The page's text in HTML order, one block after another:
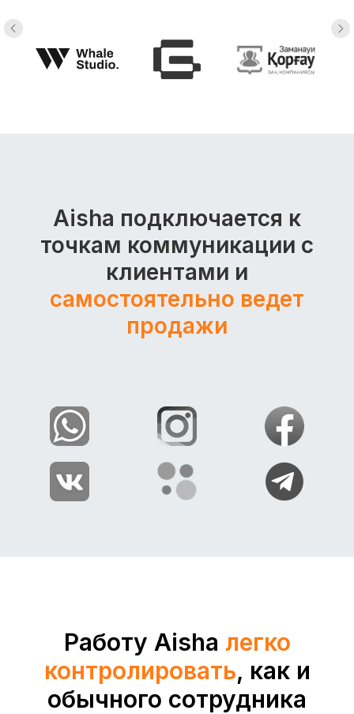
Aisha подключается к
точкам коммуникации с
клиентами и
самостоятельно ведет
продажи
Работу Aisha легко
контролировать, как и
обычного сотрудника